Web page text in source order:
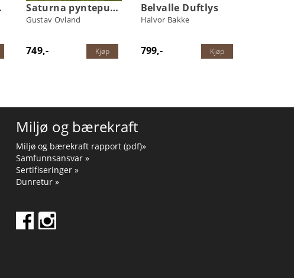
tre Saturna pynteputetrekk
Gustav Ovland
749,- Kjøp
Belvalle Duftlys
Halvor Bakke
799,- Kjøp
Miljø og bærekraft
Miljø og bærekraft rapport (pdf)»
Samfunnsansvar »
Sertifiseringer »
Dunretur »